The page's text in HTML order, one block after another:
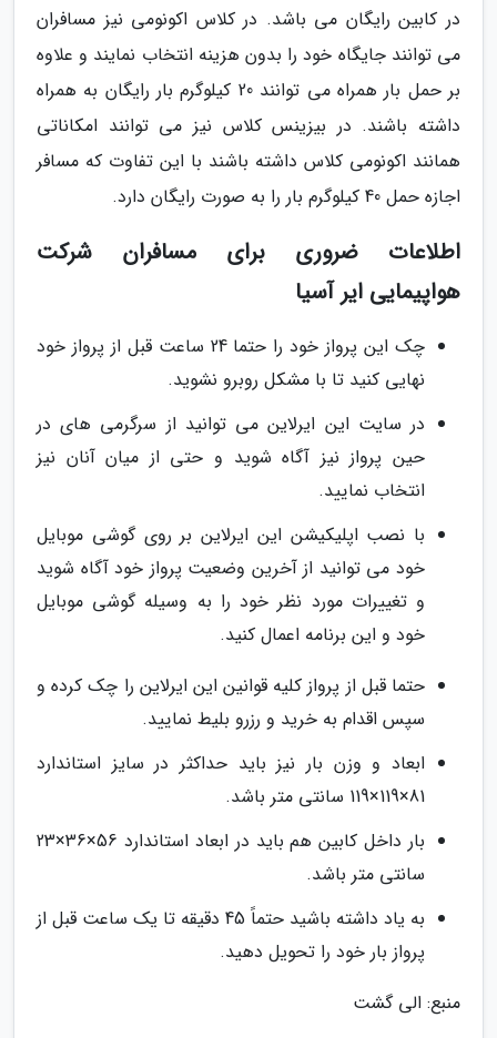
در کابین رایگان می باشد. در کلاس اکونومی نیز مسافران
می توانند جایگاه خود را بدون هزینه انتخاب نمایند و علاوه
بر حمل بار همراه می توانند 20 کیلوگرم بار رایگان به همراه
داشته باشند. در بیزینس کلاس نیز می توانند امکاناتی
همانند اکونومی کلاس داشته باشند با این تفاوت که مسافر
اجازه حمل 40 کیلوگرم بار را به صورت رایگان دارد.
اطلاعات ضروری برای مسافران شرکت
هواپیمایی ایر آسیا
چک این پرواز خود را حتما 24 ساعت قبل از پرواز خود
نهایی کنید تا با مشکل روبرو نشوید.
در سایت این ایرلاین می توانید از سرگرمی های در
حین پرواز نیز آگاه شوید و حتی از میان آنان نیز
انتخاب نمایید.
با نصب اپلیکیشن این ایرلاین بر روی گوشی موبایل
خود می توانید از آخرین وضعیت پرواز خود آگاه شوید
و تغییرات مورد نظر خود را به وسیله گوشی موبایل
خود و این برنامه اعمال کنید.
حتما قبل از پرواز کلیه قوانین این ایرلاین را چک کرده و
سپس اقدام به خرید و رزرو بلیط نمایید.
ابعاد و وزن بار نیز باید حداکثر در سایز استاندارد
81×119×119 سانتی متر باشد.
بار داخل کابین هم باید در ابعاد استاندارد 56×36×23
سانتی متر باشد.
به یاد داشته باشید حتماً 45 دقیقه تا یک ساعت قبل از
پرواز بار خود را تحویل دهید.
منبع: الی گشت